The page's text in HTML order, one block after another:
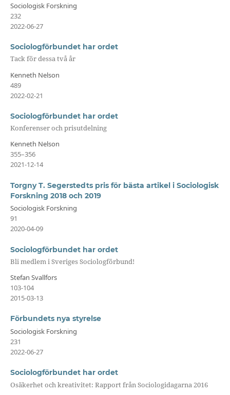
Sociologisk Forskning
232
2022-06-27
Sociologförbundet har ordet
Tack för dessa två år
Kenneth Nelson
489
2022-02-21
Sociologförbundet har ordet
Konferenser och prisutdelning
Kenneth Nelson
355–356
2021-12-14
Torgny T. Segerstedts pris för bästa artikel i Sociologisk
Forskning 2018 och 2019
Sociologisk Forskning
91
2020-04-09
Sociologförbundet har ordet
Bli medlem i Sveriges Sociologförbund!
Stefan Svallfors
103-104
2015-03-13
Förbundets nya styrelse
Sociologisk Forskning
231
2022-06-27
Sociologförbundet har ordet
Osäkerhet och kreativitet: Rapport från Sociologidagarna 2016